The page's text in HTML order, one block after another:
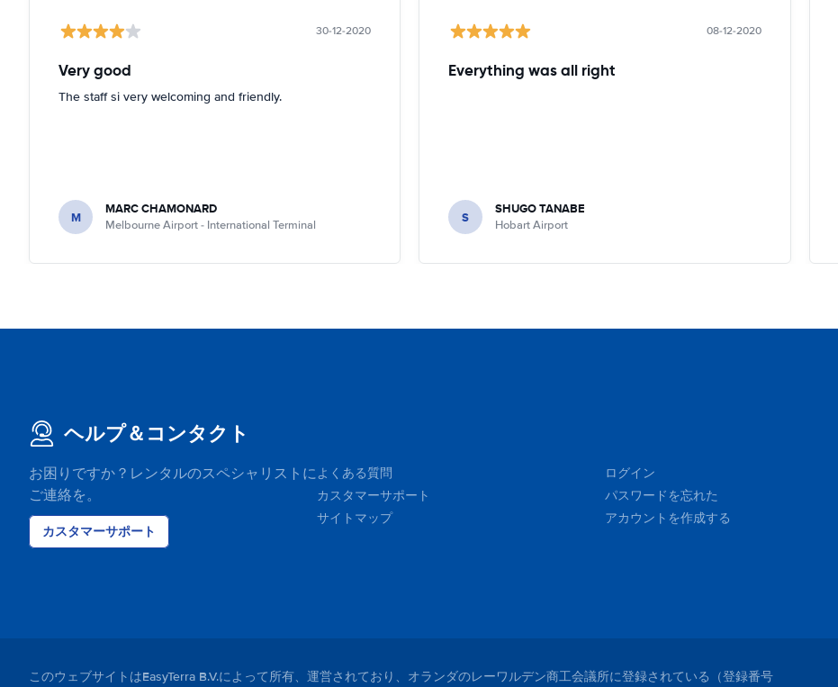
30-12-2020
Very good
The staff si very welcoming and friendly.
M MARC CHAMONARD
Melbourne Airport - International Terminal
08-12-2020
Everything was all right
S SHUGO TANABE
Hobart Airport
ヘルプ＆コンタクト
お困りですか？レンタルのスペシャリストに
ご連絡を。
カスタマーサポート
よくある質問
カスタマーサポート
サイトマップ
ログイン
パスワードを忘れた
アカウントを作成する
このウェブサイトはEasyTerra B.V.によって所有、運営されており、オランダのレーワルデン商工会議所に登録されている（登録番号